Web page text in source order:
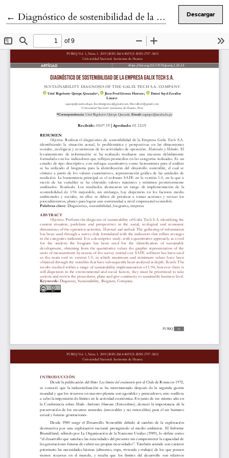
← Volver a los detalles del artículo
Diagnóstico de sostenibilidad de la Empresa Galix Tech S.A. Descargar